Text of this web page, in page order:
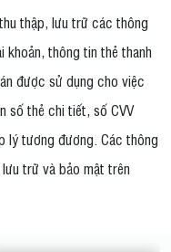
thập, lưu trữ các thông
khoản, thông tin thẻ thanh
được sử dụng cho việc
số thẻ chi tiết, số CVV
lý tương đương. Các thông
trữ và bảo mật trên